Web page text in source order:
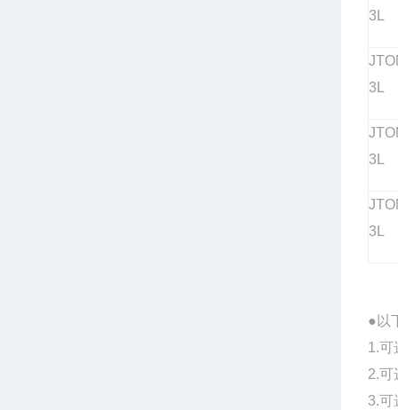
3L
3L
3L
3L
● 以
1.可
2.可
3.可